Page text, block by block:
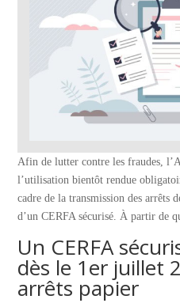
Afin de lutter contre les fraudes,
l’utilisation bientôt rendue
cadre de la transmission des arrêts
d’un CERFA sécurisé. À partir de
Un CERFA
dès le 1er juillet
arrêts papier